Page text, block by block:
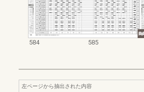
584 585
左ページから抽出された内容